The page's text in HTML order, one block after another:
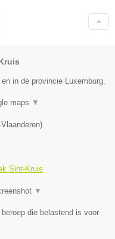
in de provincie Luxemburg.
maps ▼
)
Sint-Kruis
▼
die belastend is voor